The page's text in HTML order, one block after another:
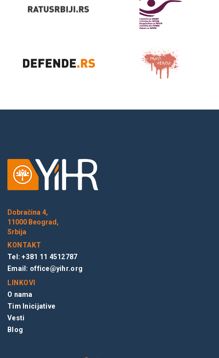
Dobračina 4,
11000 Beograd,
Srbija
KONTAKT
Tel: +381 11 4512787
Email: office@yihr.org
LINKOVI
O nama
Tim Inicijative
Vesti
Blog